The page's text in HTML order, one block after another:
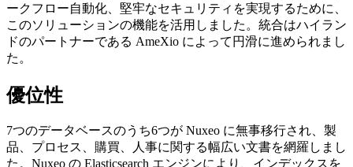
ークフロー自動化、堅牢なセキュリティを実現するために、
このソリューションの機能を活用しました。統合はハイラン
ドのパートナーである AmeXio によって円滑に進められまし
た。
優位性
7つのデータベースのうち6つが Nuxeo に無事移行され、製
品、プロセス、購買、人事に関する幅広い文書を網羅しまし
た。Nuxeo の Elasticsearch エンジンにより、インデックスを